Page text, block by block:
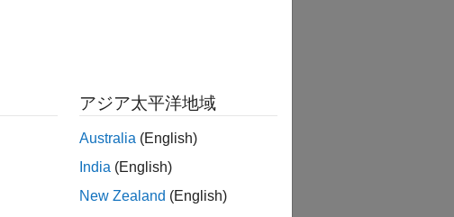
アジア太平洋地域
Australia (English)
India (English)
New Zealand (English)